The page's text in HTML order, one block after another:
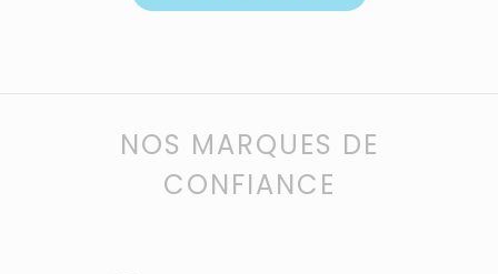
NOS MARQUES DE
CONFIANCE